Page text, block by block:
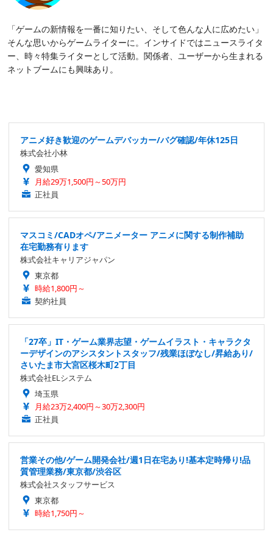
「ゲームの新情報を一番に知りたい、そして色んな人に広めたい」
そんな思いからゲームライターに。インサイドではニュースライタ
ー、時々特集ライターとして活動。関係者、ユーザーから生まれる
ネットブームにも興味あり。
アニメ好き歓迎のゲームデバッカー/バグ確認/年休125日
株式会社小林
愛知県
月給29万1,500円～50万円
正社員
マスコミ/CADオペ/アニメーター アニメに関する制作補助
在宅勤務有ります
株式会社キャリアジャパン
東京都
時給1,800円～
契約社員
「27卒」IT・ゲーム業界志望・ゲームイラスト・キャラクタ
ーデザインのアシスタントスタッフ/残業ほぼなし/昇給あり/
さいたま市大宮区桜木町2丁目
株式会社ELシステム
埼玉県
月給23万2,400円～30万2,300円
正社員
営業その他/ゲーム開発会社/週1日在宅あり!基本定時帰り!品
質管理業務/東京都/渋谷区
株式会社スタッフサービス
東京都
時給1,750円～